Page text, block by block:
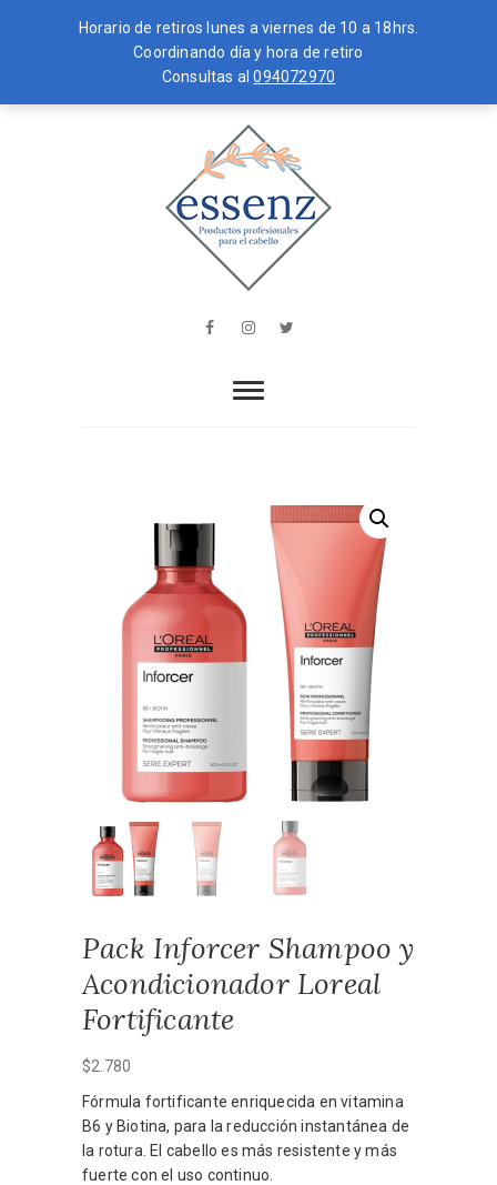
Horario de retiros lunes a viernes de 10 a 18hrs.
Coordinando día y hora de retiro
Consultas al094072970
to
essenz
EL CABELLO
FacebookInstagram
Pack Inforcer Shampoo y
Acondicionador Loreal
Fortificante
$2.780
Fórmula fortificante enriquecida en vitamina
B6 y Biotina, para la reducción instantánea de
la rotura. El cabello es más resistente y más
fuerte con el uso continuo.